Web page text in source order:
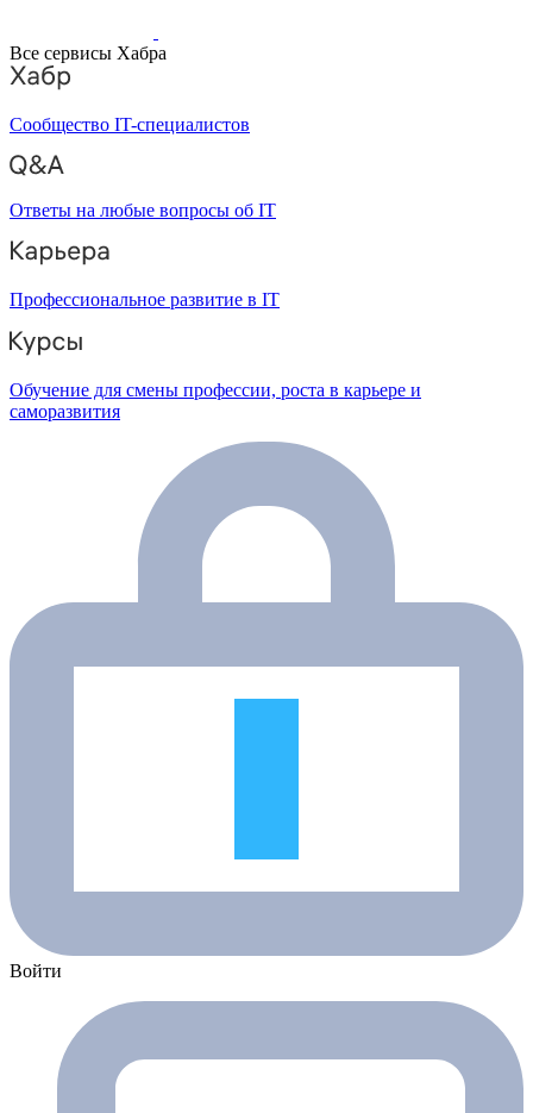
Все сервисы Хабра
Сообщество IT-специалистов
Ответы на любые вопросы об IT
Профессиональное развитие в IT
Обучение для смены профессии, роста в карьере и
саморазвития
Войти